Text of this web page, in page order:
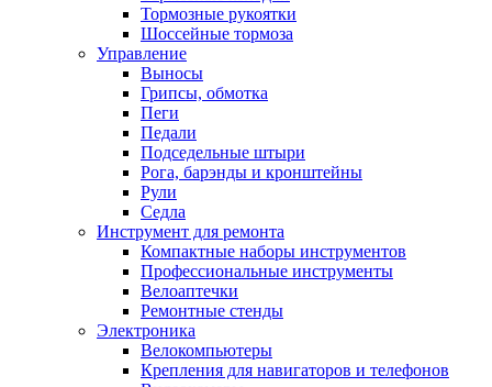
Тормозные рукоятки
Шоссейные тормоза
Управление
Выносы
Грипсы, обмотка
Пеги
Педали
Подседельные штыри
Рога, барэнды и кронштейны
Рули
Седла
Инструмент для ремонта
Компактные наборы инструментов
Профессиональные инструменты
Велоаптечки
Ремонтные стенды
Электроника
Велокомпьютеры
Крепления для навигаторов и телефонов